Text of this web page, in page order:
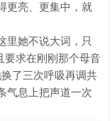
更亮、更集中，就
里她不说大词，只
要求在刚刚那个母音
了三次呼吸再调共
气息上把声道一次